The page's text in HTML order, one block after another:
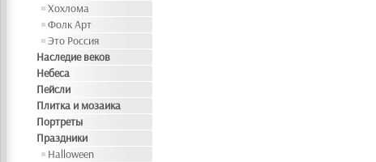
Хохлома
Фолк Арт
Это Россия
Наследие веков
Небеса
Пейсли
Плитка и мозаика
Портреты
Праздники
Halloween